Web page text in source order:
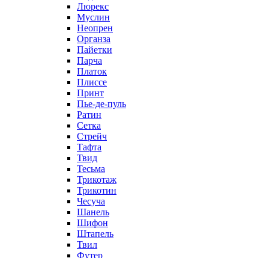
Люрекс
Муслин
Неопрен
Органза
Пайетки
Парча
Платок
Плиссе
Принт
Пье-де-пуль
Ратин
Сетка
Стрейч
Тафта
Твид
Тесьма
Трикотаж
Трикотин
Чесуча
Шанель
Шифон
Штапель
Твил
Футер